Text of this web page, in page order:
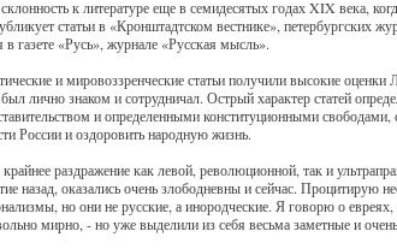
к литературе еще в семидесятых годах XIX века,
статьи в «Кронштадтском вестнике», петербургских
в газете «Русь», журнале «Русская мысль».
и мировоззренческие статьи получили высокие
лично знаком и сотрудничал. Острый характер статей
и определенными конституционными свободами,
России и оздоровить народную жизнь.
раздражение как левой, революционной, так и
назад, оказались очень злободневны и сейчас. Процитирую
но они не русские, а инородческие. Я говорю о
мирно, - но уже выделили из себя весьма заметные и